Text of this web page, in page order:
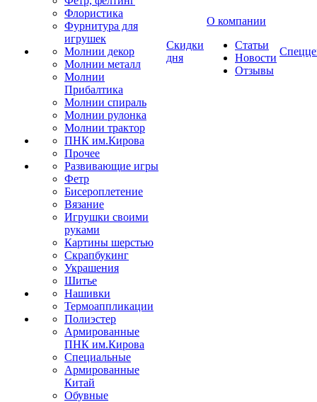
Флористика
Фурнитура для
игрушек
Молнии декор
Молнии металл
Молнии
Прибалтика
Молнии спираль
Молнии рулонка
Молнии трактор
ПНК им.Кирова
Прочее
Развивающие игры
Фетр
Бисероплетение
Вязание
Игрушки своими
руками
Картины шерстью
Скрапбукинг
Украшения
Шитье
Нашивки
Термоаппликации
Полиэстер
Армированные
ПНК им.Кирова
Специальные
Армированные
Китай
Обувные
Скидки
дня
О компании
Статьи
Новости
Отзывы